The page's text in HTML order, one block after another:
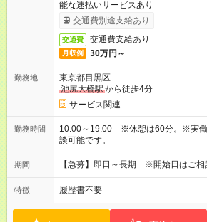
能な速払いサービスあり
交通費別途支給あり
交通費 交通費支給あり
月収例 30万円～
勤務地
東京都目黒区
池尻大橋駅から徒歩4分
サービス関連
勤務時間
10:00～19:00 ※休憩は60分。※実働
談可能です。
期間 【急募】即日～長期 ※開始日はご相
特徴 履歴書不要